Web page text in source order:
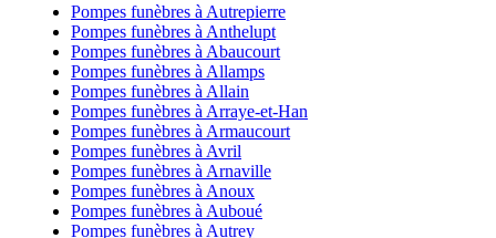
Pompes funèbres à Autrepierre
Pompes funèbres à Anthelupt
Pompes funèbres à Abaucourt
Pompes funèbres à Allamps
Pompes funèbres à Allain
Pompes funèbres à Arraye-et-Han
Pompes funèbres à Armaucourt
Pompes funèbres à Avril
Pompes funèbres à Arnaville
Pompes funèbres à Anoux
Pompes funèbres à Auboué
Pompes funèbres à Autrey